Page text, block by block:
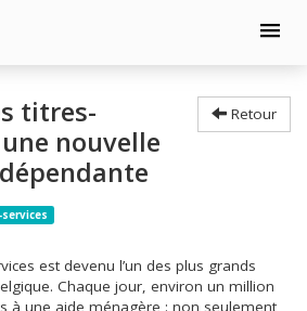
Retour
titres-
nouvelle
est devenu l’un des plus grands
Chaque jour, environ un million
à une aide ménagère : non seulement